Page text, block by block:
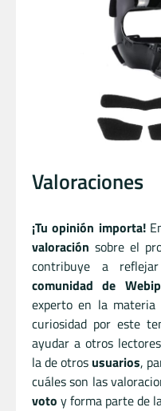
Valoraciones
¡Tu opinión importa!
valoración sobre el
contribuye a
comunidad de
experto en la materia
curiosidad por este
ayudar a otros
la de otros usuarios,
cuáles son las
voto y forma parte de